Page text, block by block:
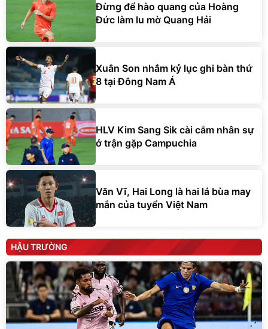
Đừng để hào quang của Hoàng
Đức làm lu mờ Quang Hải
Xuân Son nhắm kỷ lục ghi bàn thứ
8 tại Đông Nam Á
HLV Kim Sang Sik cài cắm nhân sự
ở trận gặp Campuchia
Văn Vĩ, Hai Long là hai lá bùa may
mắn của tuyển Việt Nam
HẬU TRƯỜNG